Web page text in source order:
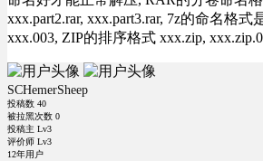
xxx.part2.rar, xxx.part3.rar, 7z的命名格式
xxx.003, ZIP的排序格式 xxx.zip,
SCHemerSheep
投稿数 40
被拉黑次数 0
投稿主 Lv3
评价师 Lv3
12年用户